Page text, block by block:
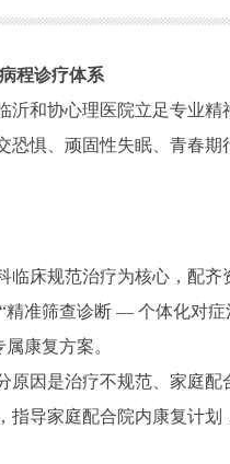
程诊疗体系
和协心理医院立足专业
惧、顽固性失眠、青春
床规范治疗为核心，配
精准筛查诊断 — 个体化对
康复方案。
因是治疗不规范、家庭
导家庭配合院内康复计划